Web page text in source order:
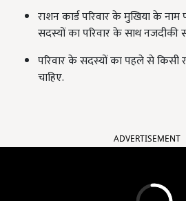
राशन कार्ड परिवार के मुखिया के
सदस्यों का परिवार के साथ नजदीकी
परिवार के सदस्यों का पहले से किसी
चाहिए.
ADVERTISEMENT